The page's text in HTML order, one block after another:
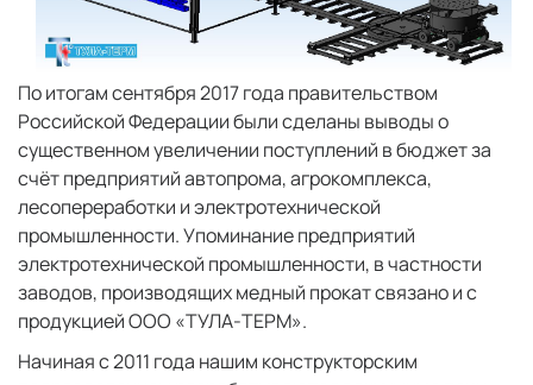
По итогам сентября 2017 года правительством
Российской Федерации были сделаны выводы о
существенном увеличении поступлений в бюджет за
счёт предприятий автопрома, агрокомплекса,
лесопереработки и электротехнической
промышленности. Упоминание предприятий
электротехнической промышленности, в частности
заводов, производящих медный прокат связано и с
продукцией ООО «ТУЛА-ТЕРМ».
Начиная с 2011 года нашим конструкторским